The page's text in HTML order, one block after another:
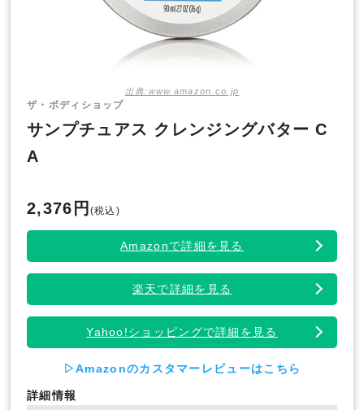
出典:www.amazon.co.jp
ザ・ボディショップ
サンプチュアス クレンジングバター C
A
2,376円 (税込)
Amazonで詳細を見る
楽天で詳細を見る
Yahoo!ショッピングで詳細を見る
▷Amazonのカスタマーレビューはこちら
詳細情報